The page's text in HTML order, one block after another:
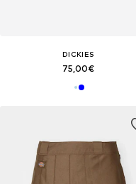
DICKIES
75,00€